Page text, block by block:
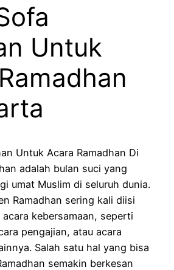
Untuk
Untuk Acara Ramadhan Di
adalah bulan suci yang
umat Muslim di seluruh dunia.
Ramadhan sering kali diisi
kebersamaan, seperti
pengajian, atau acara
Salah satu hal yang bisa
semakin berkesan